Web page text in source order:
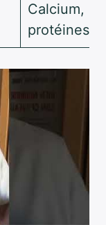
Calcium,
protéines